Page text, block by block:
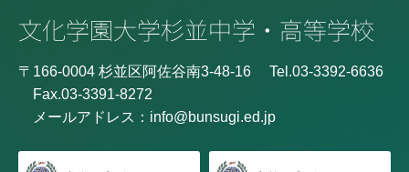
〒166-0004 杉並区阿佐谷南3-48-16
Tel.03-3392-6636
Fax.03-3391-8272
メールアドレス： info@bunsugi.ed.jp